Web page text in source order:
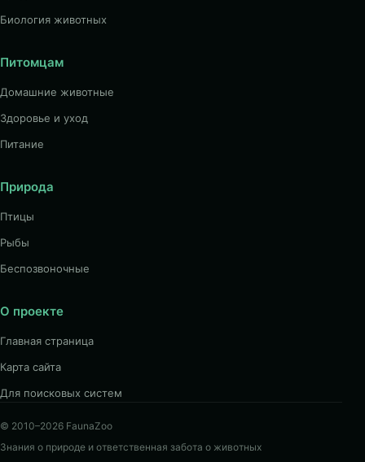
Биология животных
Питомцам
Домашние животные
Здоровье и уход
Питание
Природа
Птицы
Рыбы
Беспозвоночные
О проекте
Главная страница
Карта сайта
Для поисковых систем
© 2010–2026 FaunaZoo
Знания о природе и ответственная забота о животных